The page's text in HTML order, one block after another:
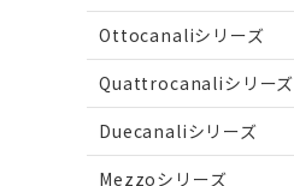
Ottocanaliシリーズ
Quattrocanaliシリーズ
Duecanaliシリーズ
Mezzoシリーズ